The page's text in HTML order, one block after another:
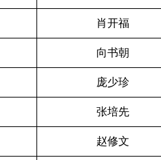
肖开福
向书朝
庞少珍
张培先
赵修文